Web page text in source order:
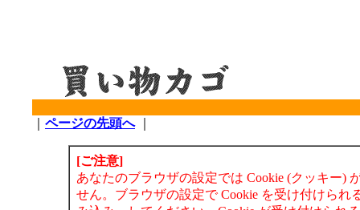
ページの先頭へ｜
[ご注意]
あなたのブラウザの設定では Cookie (クッキー)
せん。ブラウザの設定で Cookie を受け付けら